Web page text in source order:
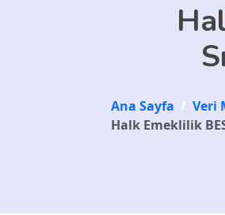
Ana Sayfa / Veri
Halk Emeklilik